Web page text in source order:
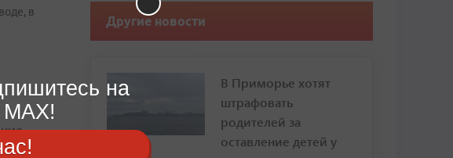
в
Другие новости
В Приморье хотят
штрафовать
родителей за
оставление детей у
на